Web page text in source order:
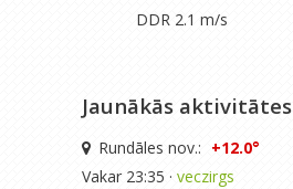
DDR 2.1 m/s
Jaunākās aktivitātes
Rundāles nov.: +12.0°
Vakar 23:35 · veczirgs